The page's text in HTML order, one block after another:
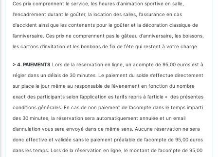
Ces prix comprennent le service, les heures d'animation sportive en salle,
l'encadrement durant le goûter, la location des salles, l'assurance en cas
d'accident ainsi que les contenants pour le goûter et la décoration classique de
l’anniversaire. Ces prix ne comprennent pas le gâteau d'anniversaire, les boissons,
les cartons d'invitation et les bonbons de fin de fête qui restent à votre charge.
> 4. PAIEMENTS Lors de la réservation en ligne, un acompte de 95,00 euros est à
régler dans un délais de 30 minutes. Le paiement du solde s’effectue directement
sur place le jour même au responsable de l’évènement en fonction du nombre
exact des participants selon l’application es tarifs repris à l’article « des présentes
conditions générales. En cas de non paiement de l’acompte dans le temps imparti
des 30 minutes, la réservation sera automatiquement annulée et un email
d’annulation vous sera envoyé dans ce même sens. Aucune réservation ne sera
donc effective et validée sans le paiement préalable de l’acompte de 95,00 euros
dans les temps. Lors de la réservation en ligne, le montant de l’acompte de 95,00